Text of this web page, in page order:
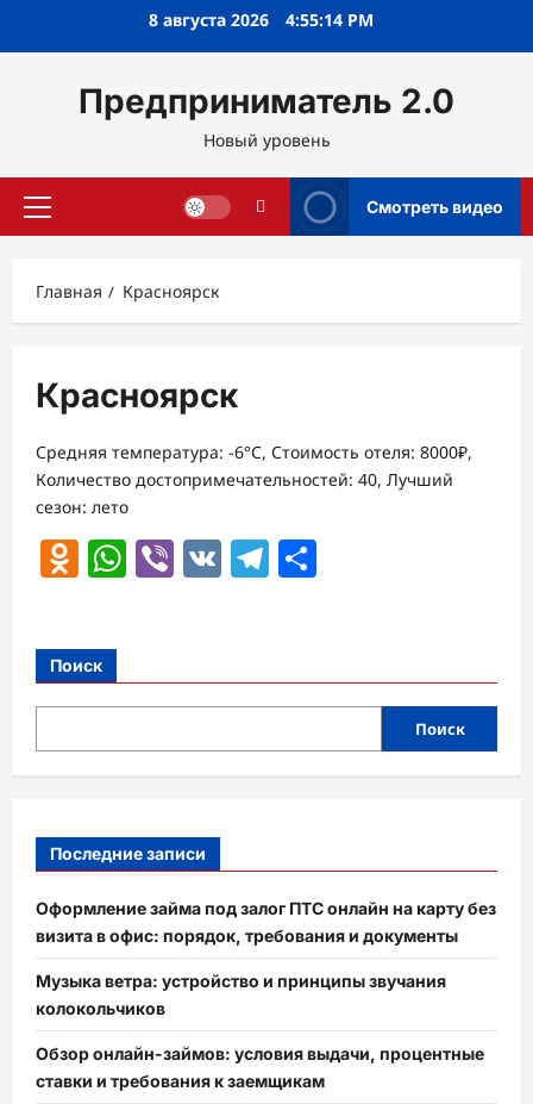
8 августа 2026 4:55:15 PM
Предприниматель 2.0
Новый уровень
Основное
Смотреть видео
Главная Красноярск
Красноярск
Средняя температура: -6°C, Стоимость отеля: 8000₽,
Количество достопримечательностей: 40, Лучший
сезон: лето
Odnoklassniki
WhatsApp
Viber
VK Telegram
Поиск
Поиск
Последние записи
Оформление займа под залог ПТС онлайн на карту без
визита в офис: порядок, требования и документы
Музыка ветра: устройство и принципы звучания
колокольчиков
Обзор онлайн-займов: условия выдачи, процентные
ставки и требования к заемщикам